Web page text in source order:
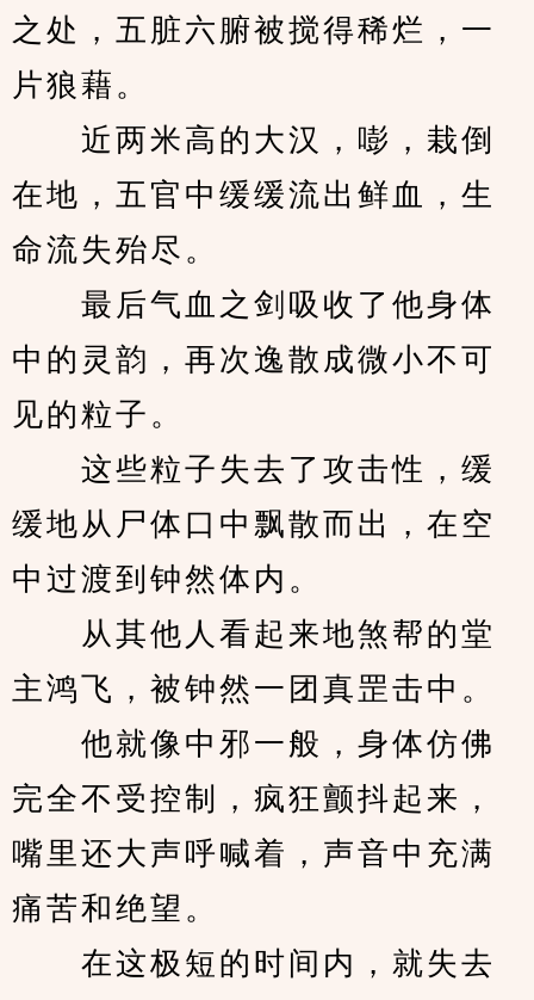
之处，五脏六腑被搅得稀烂，一
片狼藉。
近两米高的大汉，嘭，栽倒
在地，五官中缓缓流出鲜血，生
命流失殆尽。
最后气血之剑吸收了他身体
中的灵韵，再次逸散成微小不可
见的粒子。
这些粒子失去了攻击性，缓
缓地从尸体口中飘散而出，在空
中过渡到钟然体内。
从其他人看起来地煞帮的堂
主鸿飞，被钟然一团真罡击中。
他就像中邪一般，身体仿佛
完全不受控制，疯狂颤抖起来，
嘴里还大声呼喊着，声音中充满
痛苦和绝望。
在这极短的时间内，就失去